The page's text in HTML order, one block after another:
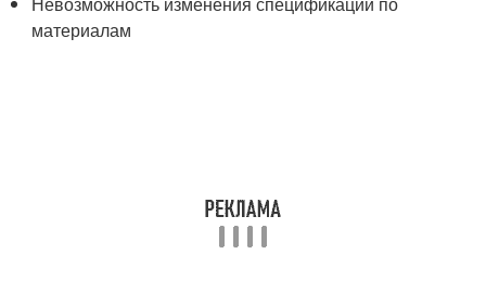
материалам